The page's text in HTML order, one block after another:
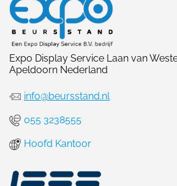
Expo Display Service Laan van
Apeldoorn Nederland
info@beursstand.nl
055 3238555
Hoofd Kantoor